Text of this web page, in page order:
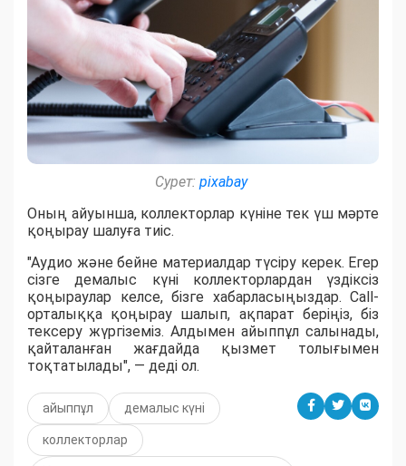
Сурет: pixabay
Оның айуынша, коллекторлар күніне тек үш мәрте
қоңырау шалуға тиіс.
"Аудио және бейне материалдар түсіру керек. Егер
сізге демалыс күні коллекторлардан үздіксіз
қоңыраулар келсе, бізге хабарласыңыздар. Call-
орталыққа қоңырау шалып, ақпарат беріңіз, біз
тексеру жүргіземіз. Алдымен айыппұл салынады,
қайталанған жағдайда қызмет толығымен
тоқтатылады", — деді ол.
айыппұл демалыс күні
коллекторлар